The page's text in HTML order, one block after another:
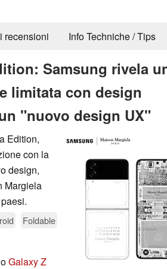
recensioni Info Techniche / Tips
Samsung rivela
limitata con design
"nuovo design UX"
Edition,
con la
design,
Margiela
Foldable
Galaxy Z